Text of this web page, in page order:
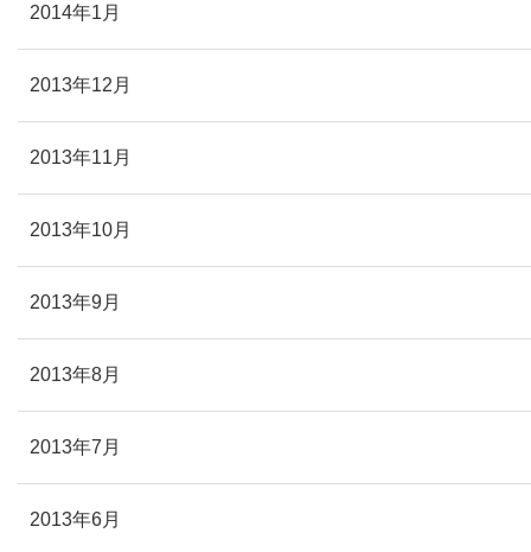
2014年1月
2013年12月
2013年11月
2013年10月
2013年9月
2013年8月
2013年7月
2013年6月